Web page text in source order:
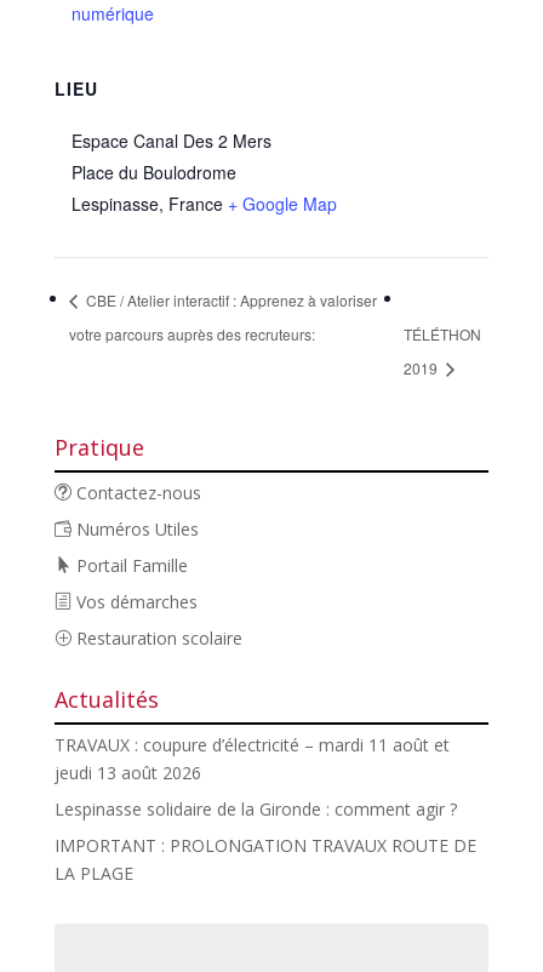
numérique
LIEU
Espace Canal Des 2 Mers
Place du Boulodrome
Lespinasse, France + Google Map
CBE / Atelier interactif : Apprenez à valoriser
votre parcours auprès des recruteurs:
TÉLÉTHON
2019
Pratique
Contactez-nous
Numéros Utiles
Portail Famille
Vos démarches
Restauration scolaire
Actualités
TRAVAUX : coupure d’électricité – mardi 11 août et
jeudi 13 août 2026
Lespinasse solidaire de la Gironde : comment agir ?
IMPORTANT : PROLONGATION TRAVAUX ROUTE DE
LA PLAGE